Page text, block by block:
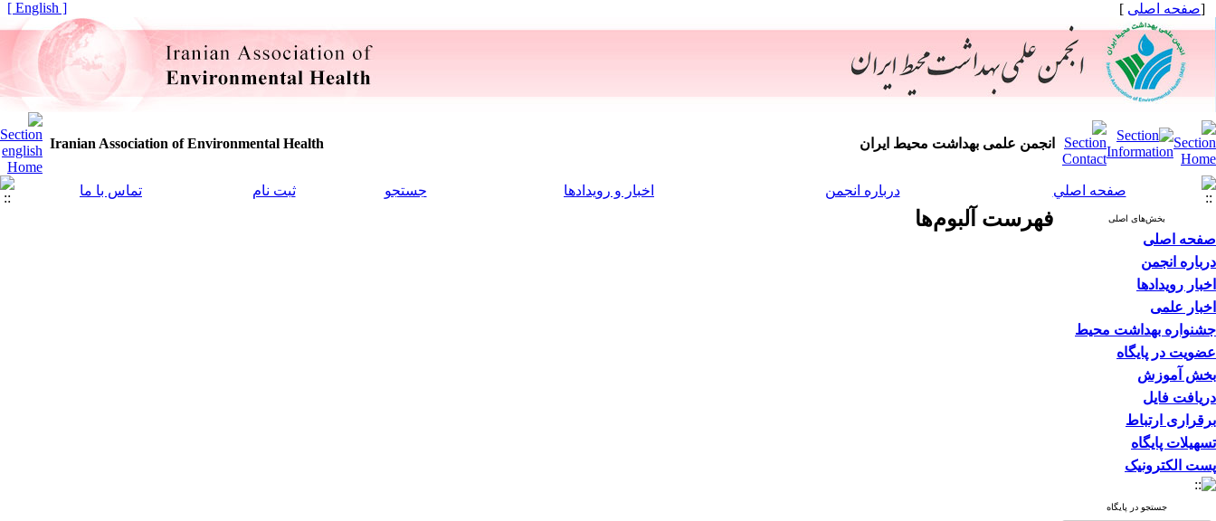
[صفحه اصلی ]
[ English ]
انجمن علمی بهداشت محیط ایران Iranian Association of Environmental Health
صفحه اصلي درباره انجمن اخبار و رویدادها جستجو ثبت نام تماس با ما
بخش‌های اصلی
صفحه اصلی
درباره انجمن
اخبار رویدادها
اخبار علمی
جشنواره بهداشت محیط
عضویت در پایگاه
بخش آموزش
دریافت فایل
برقراری ارتباط
تسهیلات پایگاه
پست الکترونیک
جستجو در پایگاه
فهرست آلبوم‌ها